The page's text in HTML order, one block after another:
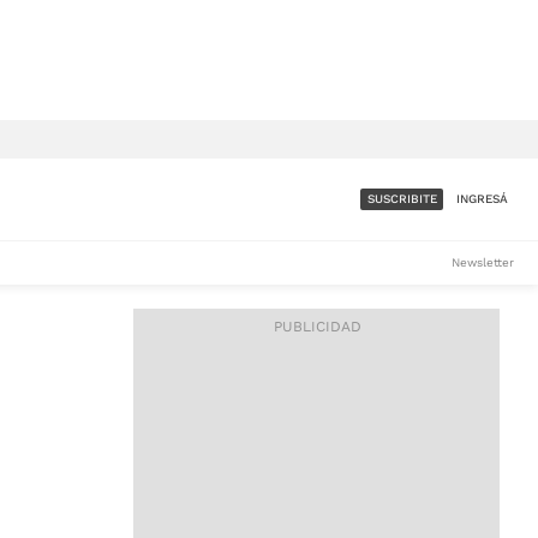
ACCESO FULL - $1.800/MES
SUSCRIBITE INGRESÁ
Newsletter